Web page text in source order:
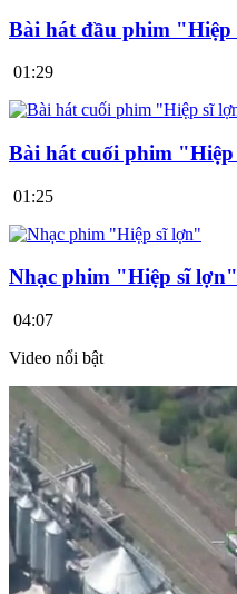
Bài hát đầu phim "Hiệp
01:29
Bài hát cuối phim
01:25
Nhạc phim "Hiệp sĩ lợn"
04:07
Video nổi bật